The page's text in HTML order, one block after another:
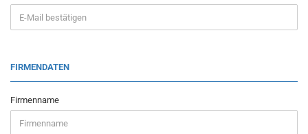
FIRMENDATEN
Firmenname